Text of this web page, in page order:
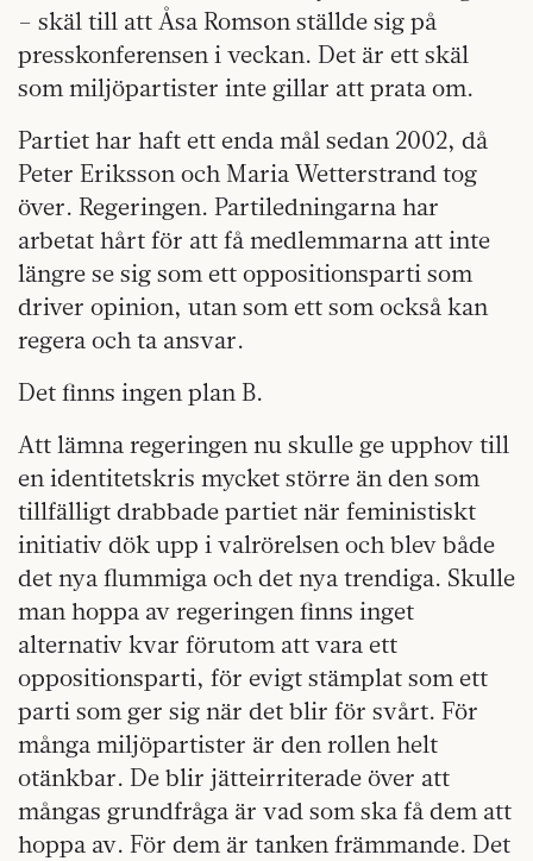
– skäl till att Åsa Romson ställde sig på
presskonferensen i veckan. Det är ett skäl
som miljöpartister inte gillar att prata om.
Partiet har haft ett enda mål sedan 2002, då
Peter Eriksson och Maria Wetterstrand tog
över. Regeringen. Partiledningarna har
arbetat hårt för att få medlemmarna att inte
längre se sig som ett oppositionsparti som
driver opinion, utan som ett som också kan
regera och ta ansvar.
Det finns ingen plan B.
Att lämna regeringen nu skulle ge upphov till
en identitetskris mycket större än den som
tillfälligt drabbade partiet när feministiskt
initiativ dök upp i valrörelsen och blev både
det nya flummiga och det nya trendiga. Skulle
man hoppa av regeringen finns inget
alternativ kvar förutom att vara ett
oppositionsparti, för evigt stämplat som ett
parti som ger sig när det blir för svårt. För
många miljöpartister är den rollen helt
otänkbar. De blir jätteirriterade över att
mångas grundfråga är vad som ska få dem att
hoppa av. För dem är tanken främmande. Det